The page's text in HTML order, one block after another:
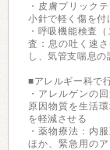
・皮膚プリック
小針で軽く傷を付
・呼吸機能検査
査：息の吐く速
し、気管支喘息
■アレルギー科で
・アレルゲンの
原因物質を生活
を軽減させる
・薬物療法：内
ほか、緊急用の